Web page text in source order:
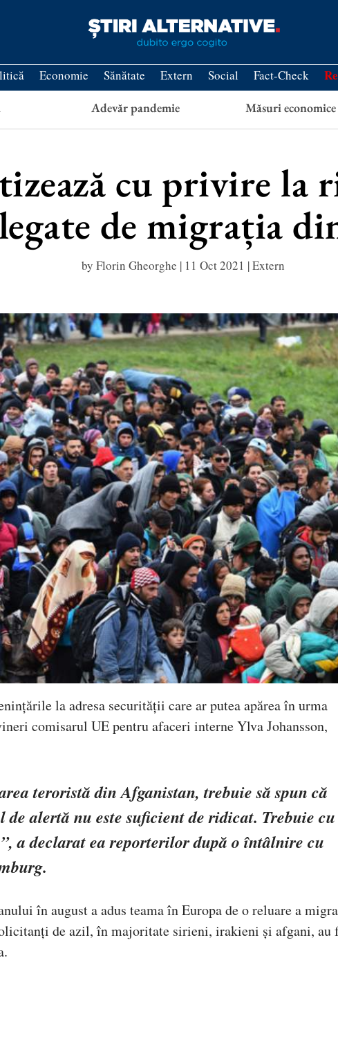
Economie Sănătate Extern Social Fact-Check
Adevăr pandemie Măsuri economice
cu privire la
de migrația
by Florin Gheorghe | 11 Oct 2021 |Extern
la adresa securității care ar putea apărea în urma
comisarul UE pentru afaceri interne Ylva Johansson,
teroristă din Afganistan, trebuie să spun că
de alertă nu este suficient de ridicat. Trebuie cu
a declarat ea reporterilor după o întâlnire cu
în august a adus teama în Europa de o reluare a
de azil, în majoritate sirieni, irakieni și afgani, au